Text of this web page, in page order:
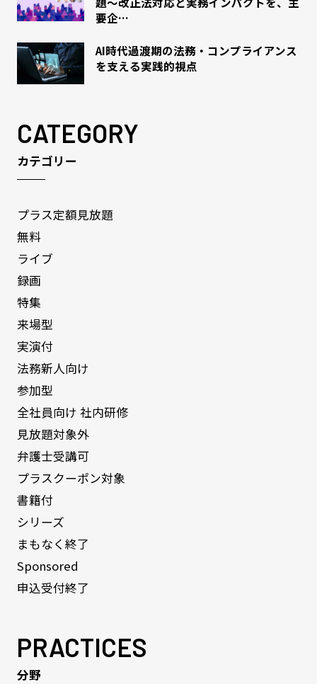
要企…
AI時代過渡期の法務・コンプライアンス
を支える実践的視点
CATEGORY
カテゴリー
プラス定額見放題
無料
ライブ
録画
特集
来場型
実演付
法務新人向け
参加型
全社員向け 社内研修
見放題対象外
弁護士受講可
プラスクーポン対象
書籍付
シリーズ
まもなく終了
Sponsored
申込受付終了
PRACTICES
分野